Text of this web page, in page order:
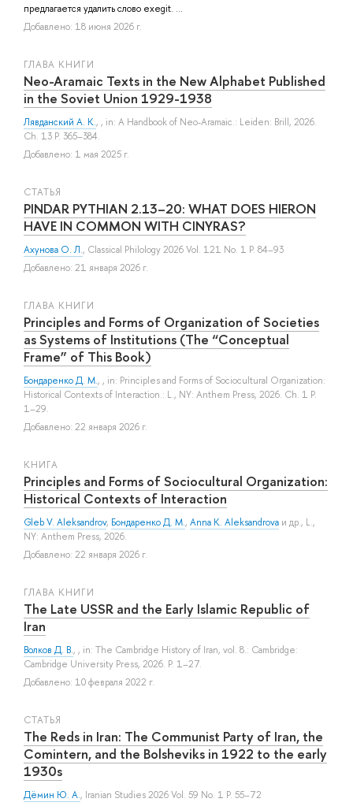
предлагается удалить слово exegit. ...
Добавлено: 18 июня 2026 г.
ГЛАВА КНИГИ
Neo-Aramaic Texts in the New Alphabet Published
in the Soviet Union 1929-1938
Лявданский А. К., , in: A Handbook of Neo-Aramaic.: Leiden: Brill, 2026.
Ch. 13 P. 365–384.
Добавлено: 1 мая 2025 г.
СТАТЬЯ
PINDAR PYTHIAN 2.13–20: WHAT DOES HIERON
HAVE IN COMMON WITH CINYRAS?
Ахунова О. Л., Classical Philology 2026 Vol. 121 No. 1 P. 84–93
Добавлено: 21 января 2026 г.
ГЛАВА КНИГИ
Principles and Forms of Organization of Societies
as Systems of Institutions (The “Conceptual
Frame” of This Book)
Бондаренко Д. М., , in: Principles and Forms of Sociocultural Organization:
Historical Contexts of Interaction.: L., NY: Anthem Press, 2026. Ch. 1 P.
1–29.
Добавлено: 22 января 2026 г.
КНИГА
Principles and Forms of Sociocultural Organization:
Historical Contexts of Interaction
Gleb V. Aleksandrov, Бондаренко Д. М., Anna K. Aleksandrova и др., L.,
NY: Anthem Press, 2026.
Добавлено: 22 января 2026 г.
ГЛАВА КНИГИ
The Late USSR and the Early Islamic Republic of
Iran
Волков Д. В., , in: The Cambridge History of Iran, vol. 8.: Cambridge:
Cambridge University Press, 2026. P. 1–27.
Добавлено: 10 февраля 2022 г.
СТАТЬЯ
The Reds in Iran: The Communist Party of Iran, the
Comintern, and the Bolsheviks in 1922 to the early
1930s
Дёмин Ю. А., Iranian Studies 2026 Vol. 59 No. 1 P. 55–72